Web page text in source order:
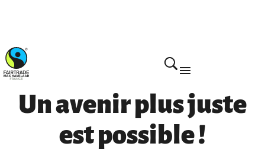
Un avenir plus juste
est possible !